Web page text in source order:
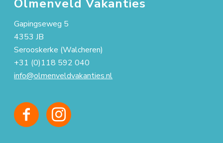
Olmenveld Vakanties
Gapingseweg 5
4353 JB
Serooskerke (Walcheren)
+31 (0)118 592 040
info@olmenveldvakanties.nl